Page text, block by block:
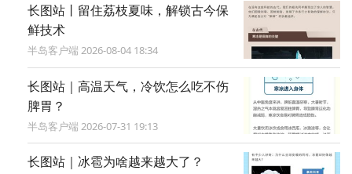
长图站丨留住荔枝夏味，解锁古今保
鲜技术
半岛客户端 2026-08-04 18:34
长图站｜高温天气，冷饮怎么吃不伤
脾胃？
半岛客户端 2026-07-31 19:13
长图站｜冰雹为啥越来越大了？